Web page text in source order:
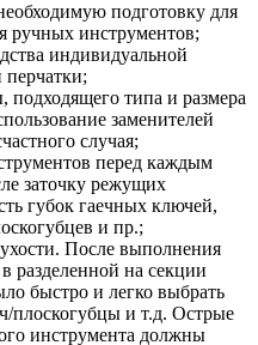
подготовку для
ручных инструментов;
индивидуальной
подходящего типа и размера
заменителей
случая;
перед каждым
заточку режущих
губок гаечных ключей,
и пр.;
После выполнения
разделенной на секции
быстро и легко выбрать
плоскогубцы и т.д. Острые
инструмента должны